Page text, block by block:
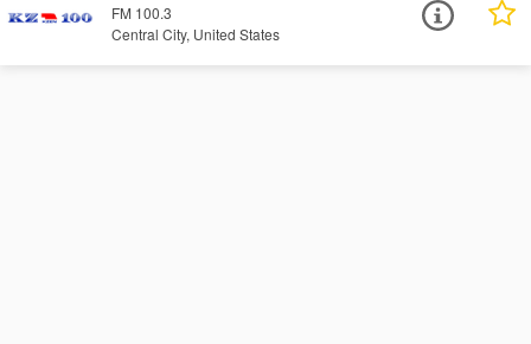
FM 100.3
Central City, United States